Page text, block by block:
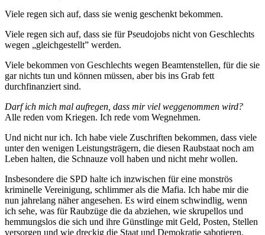
Viele regen sich auf, dass sie wenig geschenkt bekommen.
Viele regen sich auf, dass sie für Pseudojobs nicht von Geschlechts
wegen „gleichgestellt” werden.
Viele bekommen von Geschlechts wegen Beamtenstellen, für die sie
gar nichts tun und können müssen, aber bis ins Grab fett
durchfinanziert sind.
Darf ich mich mal aufregen, dass mir viel weggenommen wird?
Alle reden vom Kriegen. Ich rede vom Wegnehmen.
Und nicht nur ich. Ich habe viele Zuschriften bekommen, dass viele
unter den wenigen Leistungsträgern, die diesen Raubstaat noch am
Leben halten, die Schnauze voll haben und nicht mehr wollen.
Insbesondere die SPD halte ich inzwischen für eine monströs
kriminelle Vereinigung, schlimmer als die Mafia. Ich habe mir die
nun jahrelang näher angesehen. Es wird einem schwindlig, wenn
ich sehe, was für Raubzüge die da abziehen, wie skrupellos und
hemmungslos die sich und ihre Günstlinge mit Geld, Posten, Stellen
versorgen und wie dreckig die Staat und Demokratie sabotieren.